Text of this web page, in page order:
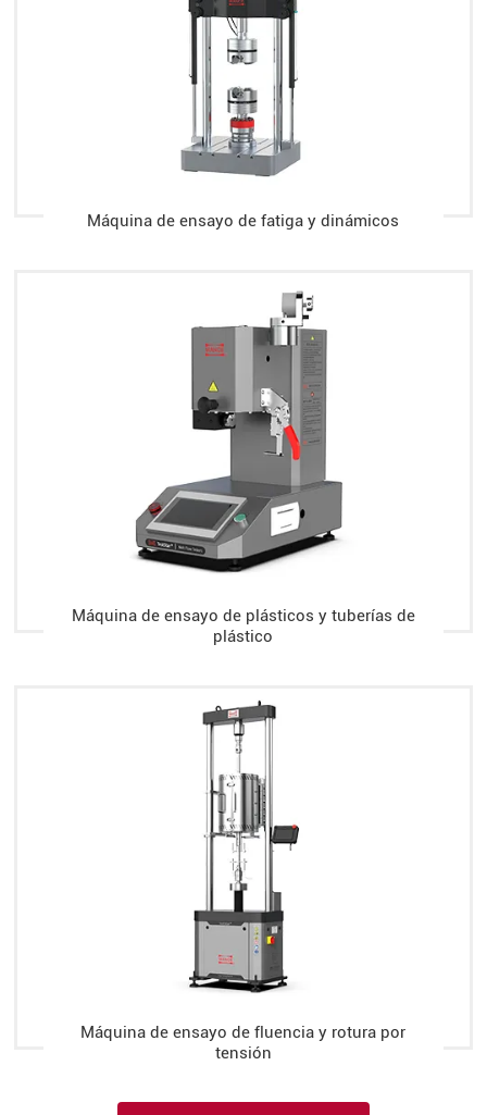
Máquina de ensayo de fatiga y dinámicos
Máquina de ensayo de plásticos y tuberías de
plástico
Máquina de ensayo de fluencia y rotura por
tensión